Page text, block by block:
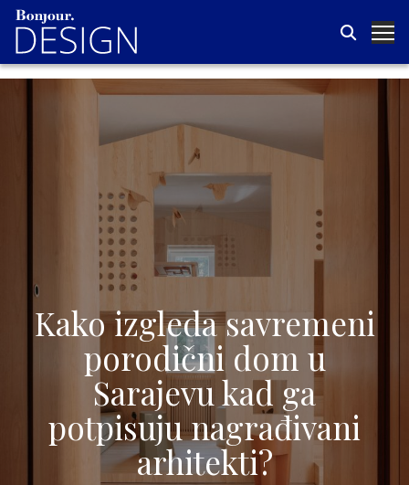
Kako izgleda savremeni
porodični dom u
Sarajevu kad ga
potpisuju nagrađivani
arhitekti?